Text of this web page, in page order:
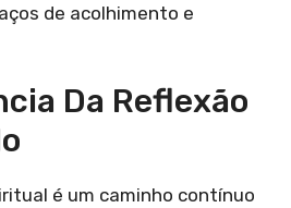
de acolhimento e
Da Reflexão
é um caminho contínuo